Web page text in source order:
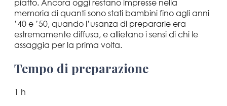
piatto. Ancora oggi restano impresse nella
memoria di quanti sono stati bambini fino agli anni
’40 e ’50, quando l’usanza di prepararle era
estremamente diffusa, e allietano i sensi di chi le
assaggia per la prima volta.
Tempo di preparazione
1 h